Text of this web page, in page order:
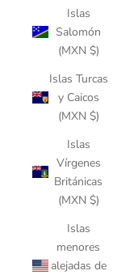
Islas
Salomón
(MXN $)
Islas Turcas
y Caicos
(MXN $)
Islas
Vírgenes
Británicas
(MXN $)
Islas
menores
alejadas de